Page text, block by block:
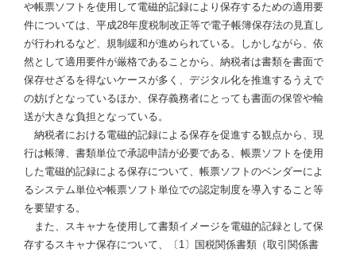
や帳票ソフトを使用して電磁的記録により保存するための適用要
件については、平成28年度税制改正等で電子帳簿保存法の見直し
が行われるなど、規制緩和が進められている。しかしながら、依
然として適用要件が厳格であることから、納税者は書類を書面で
保存せざるを得ないケースが多く、デジタル化を推進するうえで
の妨げとなっているほか、保存義務者にとっても書面の保管や輸
送が大きな負担となっている。
納税者における電磁的記録による保存を促進する観点から、現
行は帳簿、書類単位で承認申請が必要である、帳票ソフトを使用
した電磁的記録による保存について、帳票ソフトのベンダーによ
るシステム単位や帳票ソフト単位での認定制度を導入すること等
を要望する。
また、スキャナを使用して書類イメージを電磁的記録として保
存するスキャナ保存について、〔1〕国税関係書類（取引関係書